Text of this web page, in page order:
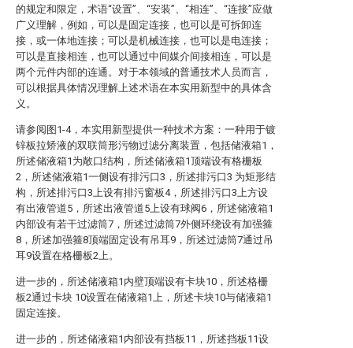
的规定和限定，术语“设置”、“安装”、“相连”、“连接”应做
广义理解，例如，可以是固定连接，也可以是可拆卸连
接，或一体地连接；可以是机械连接，也可以是电连接；
可以是直接相连，也可以通过中间媒介间接相连，可以是
两个元件内部的连通。对于本领域的普通技术人员而言，
可以根据具体情况理解上述术语在本实用新型中的具体含
义。
请参阅图1-4，本实用新型提供一种技术方案：一种用于镀
锌板拉矫液的双联筒形污物过滤分离装置，包括储液箱1，
所述储液箱1为敞口结构，所述储液箱1顶端设有格栅板
2，所述储液箱1一侧设有排污口3，所述排污口3 为矩形结
构，所述排污口3上设有排污窗板4，所述排污口3上方设
有出液管道5，所述出液管道5上设有球阀6，所述储液箱1
内部设有若干过滤筒7，所述过滤筒7外侧环绕设有加强箍
8，所述加强箍8顶端固定设有吊耳9，所述过滤筒7通过吊
耳9设置在格栅板2上。
进一步的，所述储液箱1内壁顶端设有卡块10，所述格栅
板2通过卡块 10设置在储液箱1上，所述卡块10与储液箱1
固定连接。
进一步的，所述储液箱1内部设有挡板11，所述挡板11设